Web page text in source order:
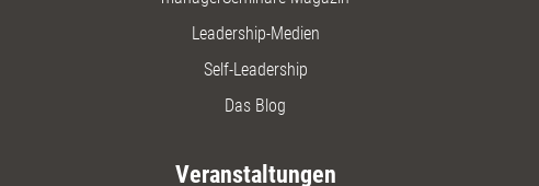
Leadership-Medien
Self-Leadership
Das Blog
Veranstaltungen